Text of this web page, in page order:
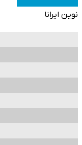
نوین ایرانا